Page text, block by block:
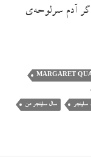
آدم سرلوحه‌ی
MARGARET
سال سلینجر من